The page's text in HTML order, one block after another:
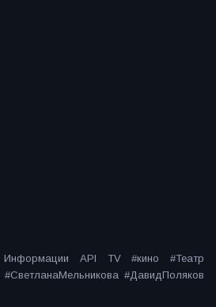
Информации API TV #кино #Театр
#ДавидПоляков